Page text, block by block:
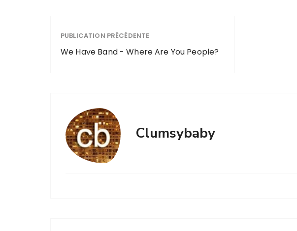
PUBLICATION PRÉCÉDENTE
We Have Band - Where Are You People?
Clumsybaby